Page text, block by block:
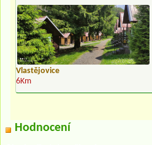
Vlastějovice
6Km
Hodnocení